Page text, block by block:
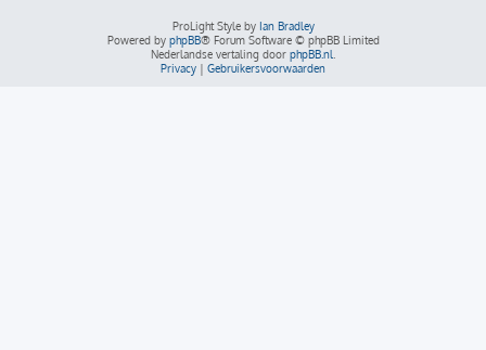
ProLight Style by Ian Bradley
Powered by phpBB® Forum Software © phpBB Limited
Nederlandse vertaling door phpBB.nl
Privacy | Gebruikersvoorwaarden